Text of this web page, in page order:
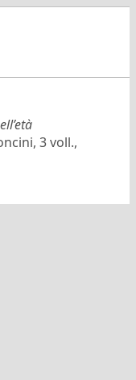
3 voll.,